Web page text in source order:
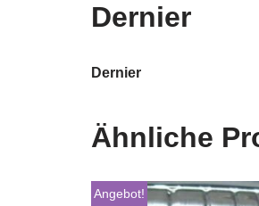
Dernier
Dernier
Ähnliche
Angebot!